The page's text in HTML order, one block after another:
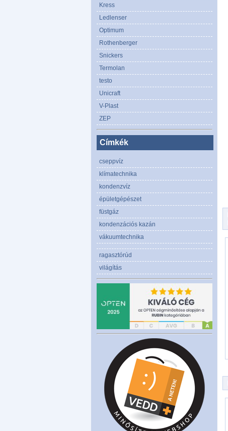
Kress
Ledlenser
Optimum
Rothenberger
Snickers
Termolan
testo
Unicraft
V-Plast
ZEP
Címkék
cseppvíz
klímatechnika
kondenzvíz
épületgépészet
füstgáz
kondenzációs kazán
vákuumtechnika
ragasztórúd
világítás